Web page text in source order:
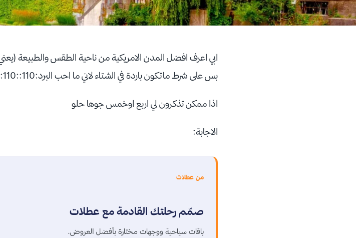
ابي اعرف افضل المدن الامريكية من ناحية الطقس والطبيعة
بس على شرط ماتكون باردة في الشتاء لاني ما احب البرد:110::110: يعني جوها مقبول في الشتاء
اذا ممكن تذكرون لي اربع اوخمس جوها حلو
الاجابة:
من عطلات
صمّم رحلتك القادمة مع عطلات
باقات سياحية ووجهات مختارة بأفضل العروض.